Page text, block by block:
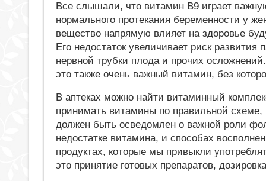
Все слышали, что витамин B9 играет
нормального протекания беременности у
вещество напрямую влияет на здоровье
Его недостаток увеличивает риск развития
нервной трубки плода и прочих
это также очень важный витамин, без
В аптеках можно найти витаминный
принимать витамины по правильной
должен быть осведомлен о важной роли
недостатке витамина, и способах
продуктах, которые мы привыкли
это принятие готовых препаратов,